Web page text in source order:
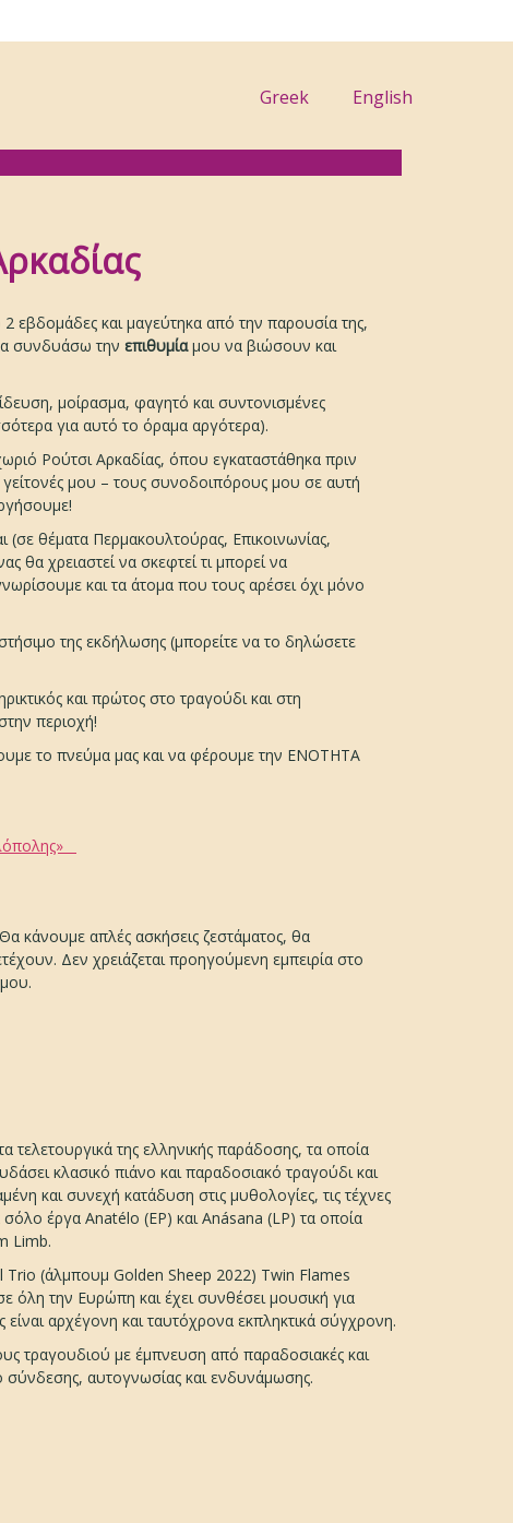
Greek English
εβδομάδες και μαγεύτηκα από την παρουσία της,
συνδυάσω την επιθυμίαμου να βιώσουν και
μοίρασμα, φαγητό και συντονισμένες
για αυτό το όραμα αργότερα).
Ρούτσι Αρκαδίας, όπου εγκαταστάθηκα πριν
γείτονές μου – τους συνοδοιπόρους μου σε αυτή
θέματα Περμακουλτούρας, Επικοινωνίας,
θα χρειαστεί να σκεφτεί τι μπορεί να
και τα άτομα που τους αρέσει όχι μόνο
της εκδήλωσης (μπορείτε να το δηλώσετε
και πρώτος στο τραγούδι και στη
περιοχή!
το πνεύμα μας και να φέρουμε την ΕΝΟΤΗΤΑ
κάνουμε απλές ασκήσεις ζεστάματος, θα
Δεν χρειάζεται προηγούμενη εμπειρία στο
τελετουργικά της ελληνικής παράδοσης, τα οποία
κλασικό πιάνο και παραδοσιακό τραγούδι και
και συνεχή κατάδυση στις μυθολογίες, τις τέχνες
έργα Anatélo (EP) και Anásana (LP) τα οποία
Limb.
(άλμπουμ Golden Sheep 2022) Twin Flames
όλη την Ευρώπη και έχει συνθέσει μουσική για
είναι αρχέγονη και ταυτόχρονα εκπληκτικά σύγχρονη.
τραγουδιού με έμπνευση από παραδοσιακές και
σύνδεσης, αυτογνωσίας και ενδυνάμωσης.